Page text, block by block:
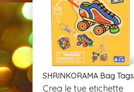
SHRINKORAMA Bag Tags
Crea le tue etichette